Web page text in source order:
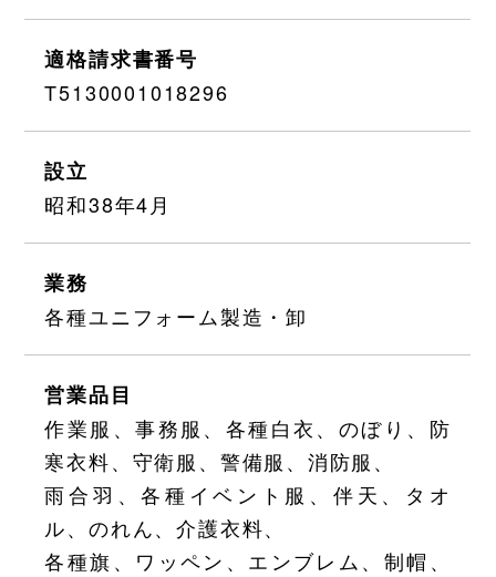
適格請求書番号
T5130001018296
設立
昭和38年4月
業務
各種ユニフォーム製造・卸
営業品目
作業服、事務服、各種白衣、のぼり、防
寒衣料、守衛服、警備服、消防服、
雨合羽、各種イベント服、伴天、タオ
ル、のれん、介護衣料、
各種旗、ワッペン、エンブレム、制帽、